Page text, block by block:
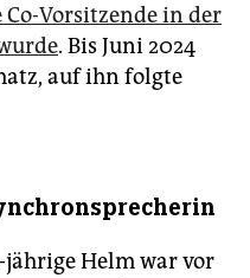
Co-Vorsitzende in der
. Bis Juni 2024
auf ihn folgte
jährige Helm war vor